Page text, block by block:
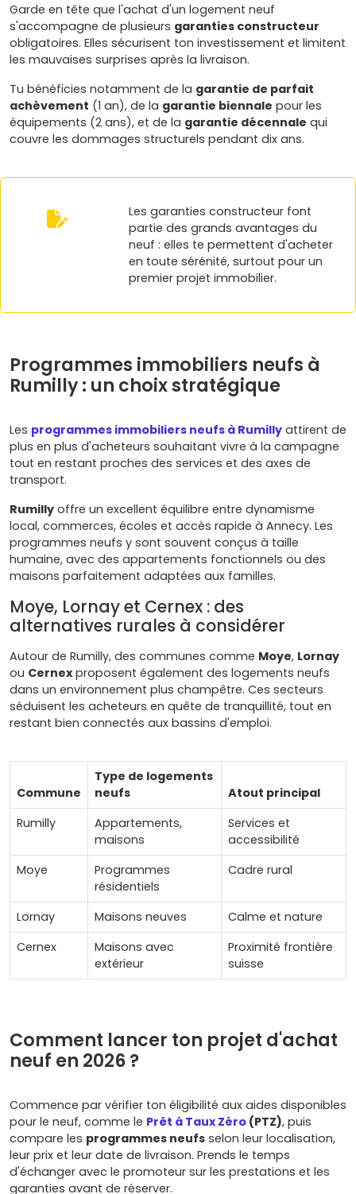
Garde en tête que l'achat d'un logement neuf
s'accompagne de plusieurs garanties constructeur
obligatoires. Elles sécurisent ton investissement et limitent
les mauvaises surprises après la livraison.
Tu bénéficies notamment de la garantie de parfait
achèvement (1 an), de la garantie biennale pour les
équipements (2 ans), et de la garantie décennale qui
couvre les dommages structurels pendant dix ans.
Les garanties constructeur font
partie des grands avantages du
neuf : elles te permettent d'acheter
en toute sérénité, surtout pour un
premier projet immobilier.
Programmes immobiliers neufs à
Rumilly : un choix stratégique
Les programmes immobiliers neufs à Rumilly attirent de
plus en plus d'acheteurs souhaitant vivre à la campagne
tout en restant proches des services et des axes de
transport.
Rumilly offre un excellent équilibre entre dynamisme
local, commerces, écoles et accès rapide à Annecy. Les
programmes neufs y sont souvent conçus à taille
humaine, avec des appartements fonctionnels ou des
maisons parfaitement adaptées aux familles.
Moye, Lornay et Cernex : des
alternatives rurales à considérer
Autour de Rumilly, des communes comme Moye, Lornay
ou Cernexproposent également des logements neufs
dans un environnement plus champêtre. Ces secteurs
séduisent les acheteurs en quête de tranquillité, tout en
restant bien connectés aux bassins d'emploi.
Commune
Type de logements
neufs
Atout principal
Rumilly
Appartements,
maisons
Services et
accessibilité
Moye
Programmes
résidentiels
Cadre rural
Lornay Maisons neuves
Calme et nature
Cernex
Maisons avec
extérieur
Proximité frontière
suisse
Comment lancer ton projet d'achat
neuf en 2026 ?
Commence par vérifier ton éligibilité aux aides disponibles
pour le neuf, comme le Prêt à Taux Zéro (PTZ), puis
compare les programmes neufs selon leur localisation,
leur prix et leur date de livraison. Prends le temps
d'échanger avec le promoteur sur les prestations et les
garanties avant de réserver.